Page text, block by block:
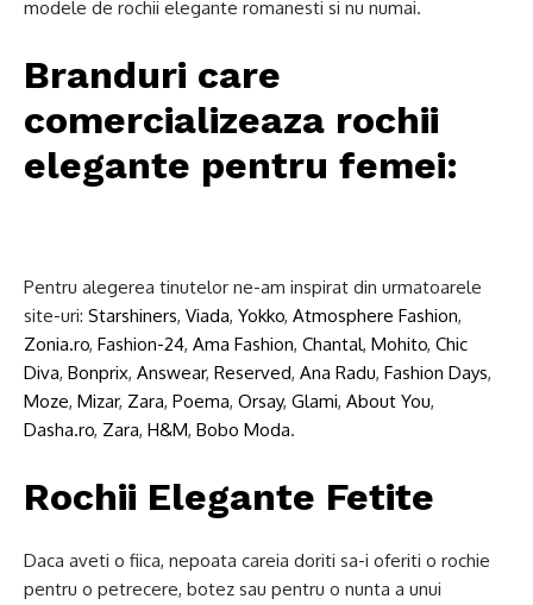
modele de rochii elegante romanesti si nu numai.
Branduri care
comercializeaza rochii
elegante pentru femei:
Pentru alegerea tinutelor ne-am inspirat din urmatoarele
site-uri: Starshiners, Viada, Yokko, Atmosphere Fashion,
Zonia.ro, Fashion-24, Ama Fashion, Chantal, Mohito, Chic
Diva, Bonprix, Answear, Reserved, Ana Radu, Fashion Days,
Moze, Mizar, Zara, Poema, Orsay, Glami, About You,
Dasha.ro, Zara, H&M, Bobo Moda.
Rochii Elegante Fetite
Daca aveti o fiica, nepoata careia doriti sa-i oferiti o rochie
pentru o petrecere, botez sau pentru o nunta a unui